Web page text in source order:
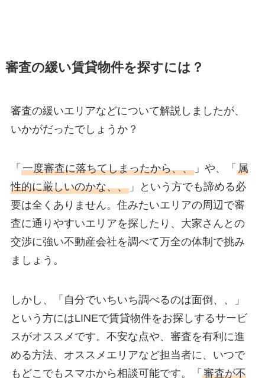
審査の緩い賃貸物件を探すには？
審査の緩いエリアなどについて解説しましたが、
いかがだったでしょうか？
「 一度審査に落ちてしまったから、、」や、「 属
性的に厳しいのかな、、」という方でも諦める必
要は全くありません。住みたいエリアの周辺で審
査に通りやすいエリアを探したり、大家さんとの
交渉に強い不動産会社を調べて万全の体制で挑み
ましょう。
しかし、「自分でいちいち調べるのは面倒、、」
という方にはLINEで賃貸物件をお探しするサービ
スがオススメです。不安な点や、審査を有利に進
める方法、オススメエリアなど担当者に、いつで
もどこでもスマホから相談可能です。「 審査が不